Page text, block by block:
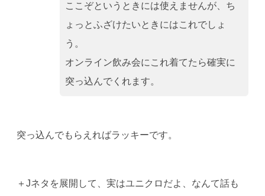
ここぞというときには使えませんが、ち
ょっとふざけたいときにはこれでしょ
う。
オンライン飲み会にこれ着てたら確実に
突っ込んでくれます。
突っ込んでもらえればラッキーです。
＋Jネタを展開して、実はユニクロだよ、なんて話も